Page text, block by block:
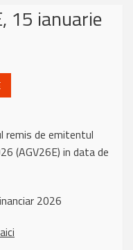
15 ianuarie
remis de emitentul
(AGV26E) in data de
2026